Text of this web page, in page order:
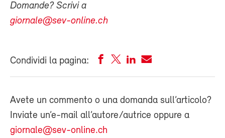
Domande? Scrivi a
giornale@sev-online.ch
Condividi la pagina:
Avete un commento o una domanda sull’articolo?
Inviate un’e-mail all’autore/autrice oppure a
giornale@sev-online.ch